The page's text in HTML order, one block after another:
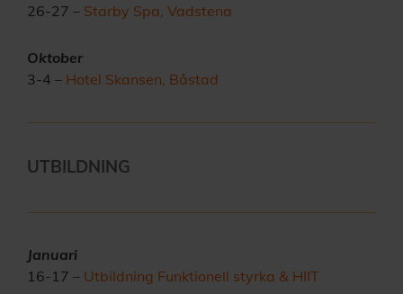
26-27 – Starby Spa, Vadstena
Oktober
3-4 – Hotel Skansen, Båstad
UTBILDNING
Januari
16-17 – Utbildning Funktionell styrka & HIIT